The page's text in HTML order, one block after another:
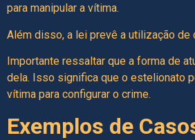
para manipular a vítima.
Além disso, a lei prevê a utilização de
Importante ressaltar que a forma de
dela. Isso significa que o estelionato
vítima para configurar o crime.
Exemplos de